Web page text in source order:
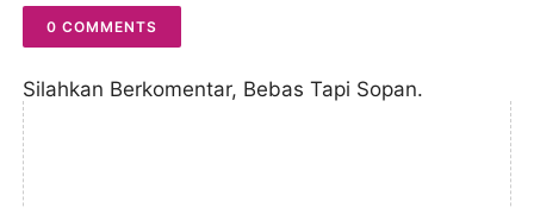
0 COMMENTS
Silahkan Berkomentar, Bebas Tapi Sopan.